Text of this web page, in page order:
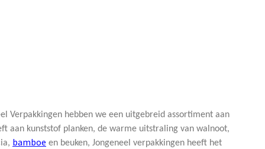
Verpakkingen hebben we een uitgebreid assortiment aan
aan kunststof planken, de warme uitstraling van walnoot,
bamboe en beuken, Jongeneel verpakkingen heeft het